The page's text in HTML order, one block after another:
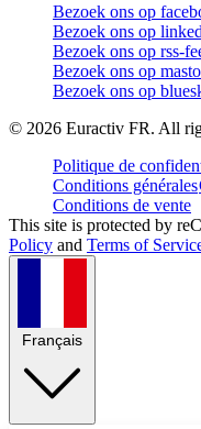
Bezoek ons op
Bezoek ons op
Bezoek ons op rss-
Bezoek ons op
Bezoek ons op
© 2026 Euractiv FR. All
Politique de
Conditions générales
Conditions de vente
This site is protected by
Policy and Terms of
Français